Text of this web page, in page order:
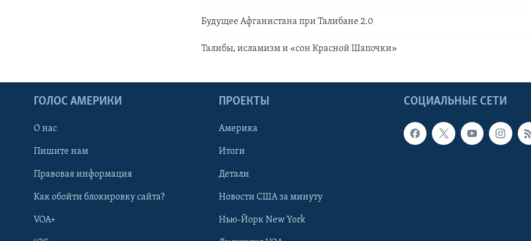
Будущее Афганистана при Талибане 2.0
Талибы, исламизм и «сон Красной Шапочки»
СОЦИАЛЬНЫЕ СЕТИ
ГОЛОС АМЕРИКИ
О нас
Пишите нам
Правовая информация
Как обойти блокировку сайта?
VOA+
ПРОЕКТЫ
Америка
Итоги
Детали
Новости США за минуту
Нью-Йорк New York